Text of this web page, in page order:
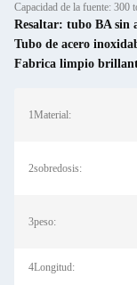
Capacidad de la fuente: 300
Resaltar: tubo BA sin
Tubo de acero
Fabrica limpio
1Material:
2sobredosis:
3peso:
4Longitud: